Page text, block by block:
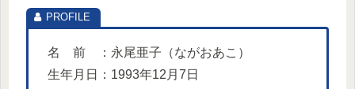
名 前 ：永尾亜子（ながおあこ）
生年月日：1993年12月7日